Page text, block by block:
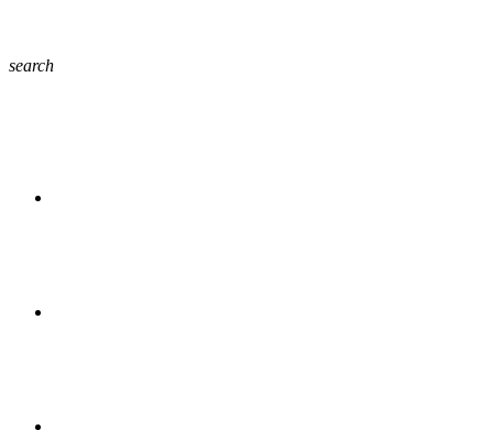
search